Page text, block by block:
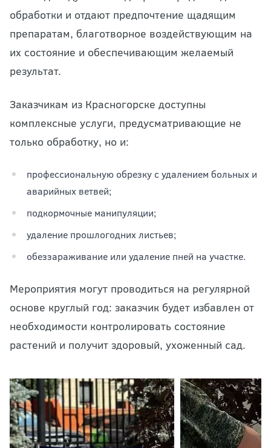
обработки и отдают предпочтение щадящим
препаратам, благотворное воздействующим на
их состояние и обеспечивающим желаемый
результат.
Заказчикам из Красногорске доступны
комплексные услуги, предусматривающие не
только обработку, но и:
профессиональную обрезку с удалением больных и
аварийных ветвей;
подкормочные манипуляции;
удаление прошлогодних листьев;
обеззараживание или удаление пней на участке.
Мероприятия могут проводиться на регулярной
основе круглый год: заказчик будет избавлен от
необходимости контролировать состояние
растений и получит здоровый, ухоженный сад.